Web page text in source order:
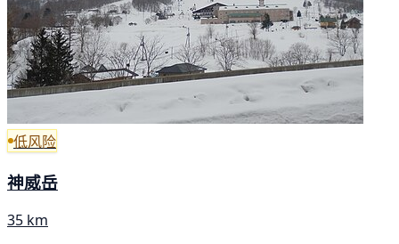
低风险
神威岳
35 km